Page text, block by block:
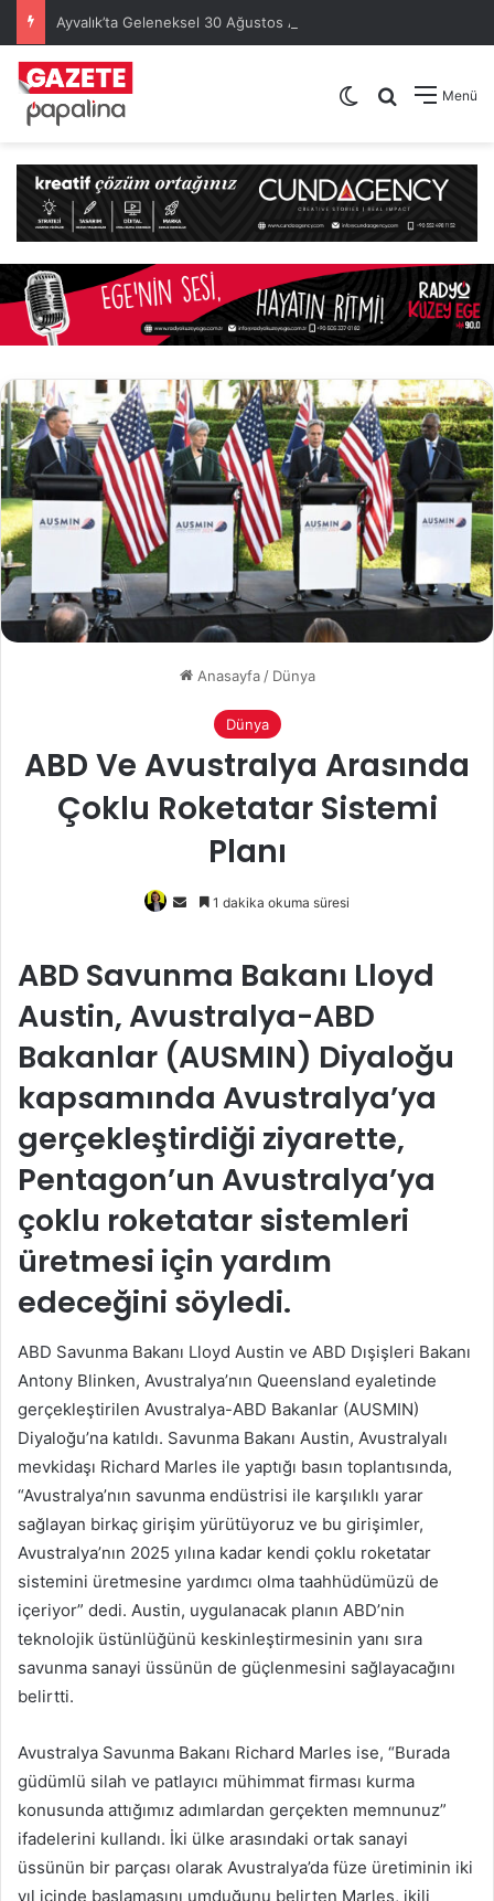
Menü
Arama yap
Dış görünümü
Anasayfa / Dünya
Dünya
ABD Ve Avustralya Arasında
Çoklu Roketatar Sistemi
Planı
Bir
göndermek
1 dakika okuma süresi
ABD Savunma Bakanı Lloyd
Austin, Avustralya-ABD
Bakanlar (AUSMIN) Diyaloğu
kapsamında Avustralya’ya
gerçekleştirdiği ziyarette,
Pentagon’un Avustralya’ya
çoklu roketatar sistemleri
üretmesi için yardım
edeceğini söyledi.
ABD Savunma Bakanı Lloyd Austin ve ABD Dışişleri Bakanı
Antony Blinken, Avustralya’nın Queensland eyaletinde
gerçekleştirilen Avustralya-ABD Bakanlar (AUSMIN)
Diyaloğu’na katıldı. Savunma Bakanı Austin, Avustralyalı
mevkidaşı Richard Marles ile yaptığı basın toplantısında,
“Avustralya’nın savunma endüstrisi ile karşılıklı yarar
sağlayan birkaç girişim yürütüyoruz ve bu girişimler,
Avustralya’nın 2025 yılına kadar kendi çoklu roketatar
sistemini üretmesine yardımcı olma taahhüdümüzü de
içeriyor” dedi. Austin, uygulanacak planın ABD’nin
teknolojik üstünlüğünü keskinleştirmesinin yanı sıra
savunma sanayi üssünün de güçlenmesini sağlayacağını
belirtti.
Avustralya Savunma Bakanı Richard Marles ise, “Burada
güdümlü silah ve patlayıcı mühimmat firması kurma
konusunda attığımız adımlardan gerçekten memnunuz”
ifadelerini kullandı. İki ülke arasındaki ortak sanayi
üssünün bir parçası olarak Avustralya’da füze üretiminin iki
yıl içinde başlamasını umduğunu belirten Marles, ikili